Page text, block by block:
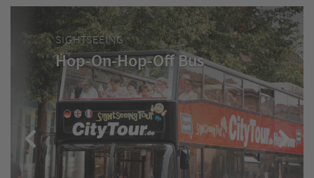
SIGHTSEEING
Hop-On-Hop-Off Bus